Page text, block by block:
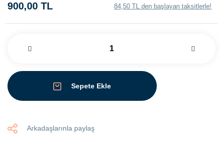
900,00 TL 84,50 TL den başlayan taksitlerle!
Sepete Ekle
Arkadaşlarınla paylaş